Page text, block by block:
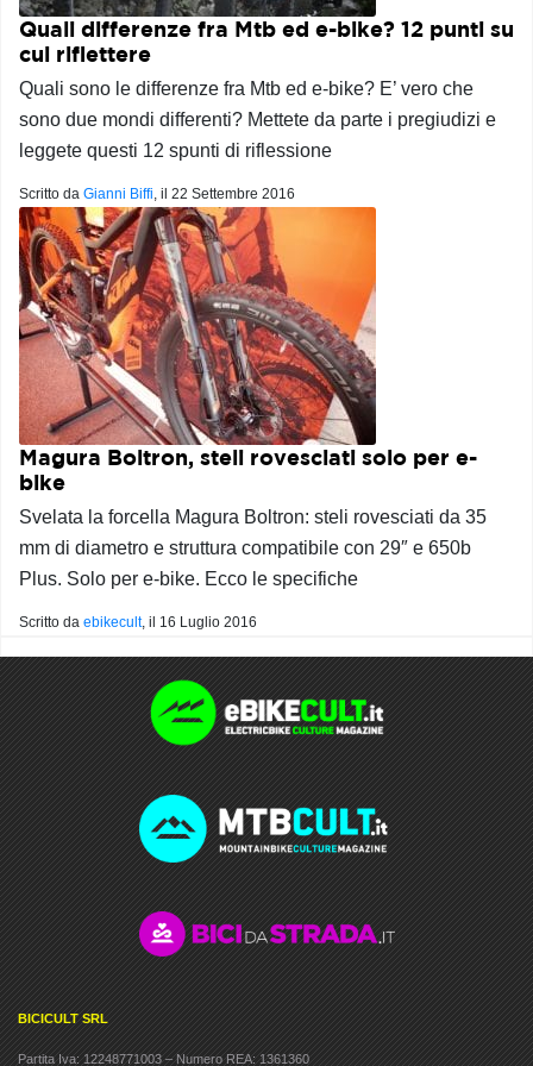
Quali differenze fra Mtb ed e-bike? 12 punti su
cui riflettere
Quali sono le differenze fra Mtb ed e-bike? E’ vero che
sono due mondi differenti? Mettete da parte i pregiudizi e
leggete questi 12 spunti di riflessione
Scritto da Gianni Biffi, il 22 Settembre 2016
Magura Boltron, steli rovesciati solo per e-
bike
Svelata la forcella Magura Boltron: steli rovesciati da 35
mm di diametro e struttura compatibile con 29″ e 650b
Plus. Solo per e-bike. Ecco le specifiche
Scritto da ebikecult, il 16 Luglio 2016
BICICULT SRL
Partita Iva: 12248771003 – Numero REA: 1361360